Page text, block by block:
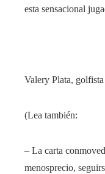
esta sensacional
Valery Plata,
(Lea también:
– La carta
menosprecio,